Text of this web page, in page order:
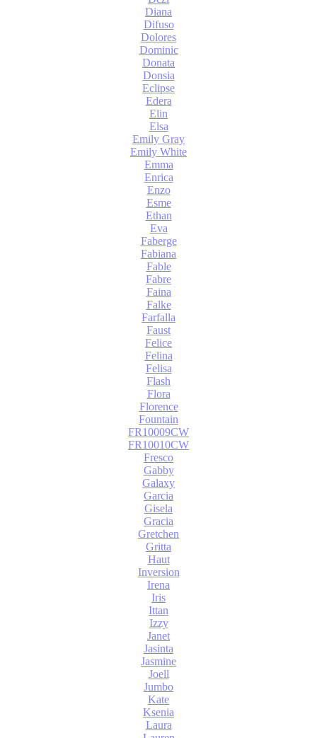
Diana
Difuso
Dolores
Dominic
Donata
Donsia
Eclipse
Edera
Elin
Elsa
Emily Gray
Emily White
Emma
Enrica
Enzo
Esme
Ethan
Eva
Faberge
Fabiana
Fable
Fabre
Faina
Falke
Farfalla
Faust
Felice
Felina
Felisa
Flash
Flora
Florence
Fountain
FR10009CW
FR10010CW
Fresco
Gabby
Galaxy
Garcia
Gisela
Gracia
Gretchen
Gritta
Haut
Inversion
Irena
Iris
Ittan
Izzy
Janet
Jasinta
Jasmine
Joell
Jumbo
Kate
Ksenia
Laura